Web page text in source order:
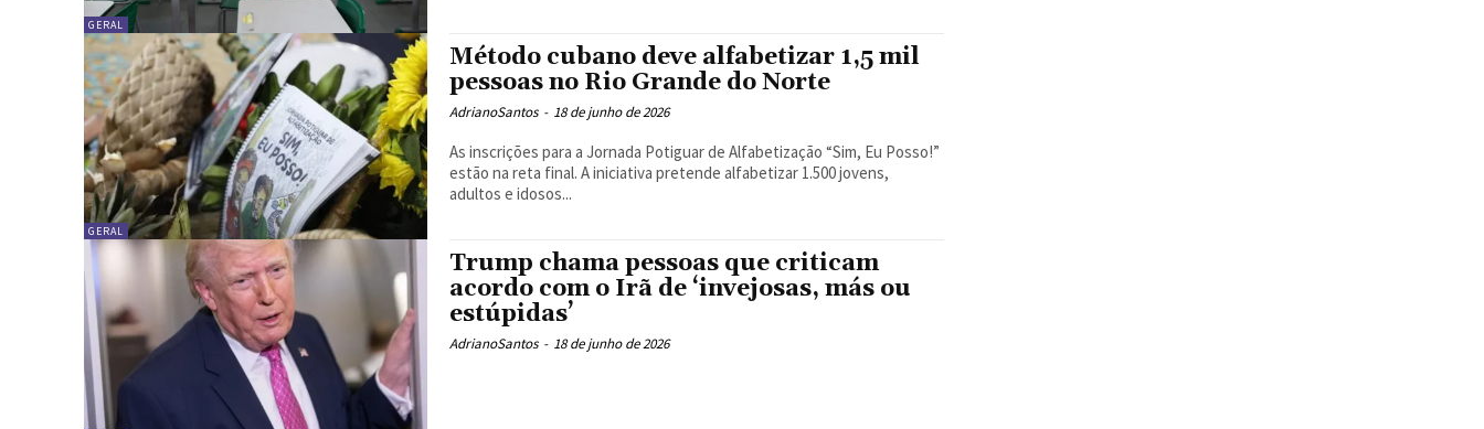
GERAL
GERAL
Método cubano deve alfabetizar 1,5 mil
pessoas no Rio Grande do Norte
AdrianoSantos - 18 de junho de 2026
As inscrições para a Jornada Potiguar de Alfabetização “Sim, Eu Posso!”
estão na reta final. A iniciativa pretende alfabetizar 1.500 jovens,
adultos e idosos...
Trump chama pessoas que criticam
acordo com o Irã de ‘invejosas, más ou
estúpidas’
AdrianoSantos - 18 de junho de 2026